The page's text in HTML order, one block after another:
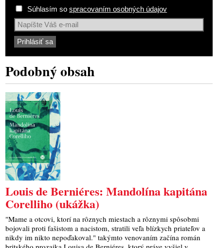
Súhlasím sospracovaním osobných údajov
Podobný obsah
Louis de Berniéres: Mandolína kapitána
Corelliho (ukážka)
"Mame a otcovi, ktorí na rôznych miestach a rôznymi spôsobmi
bojovali proti fašistom a nacistom, stratili veľa blízkych priateľov a
nikdy im nikto nepoďakoval." takýmto venovaním začína román